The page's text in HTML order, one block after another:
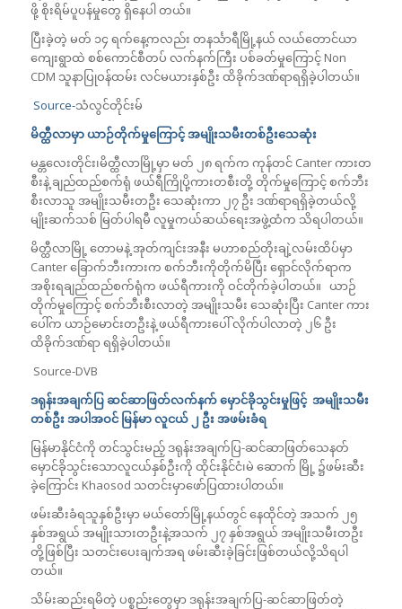
ဖို့ စိုးရိမ်ပူပန်မှုတွေ ရှိနေပါ တယ်။
ပြီးခဲ့တဲ့ မတ် ၁၄ ရက်နေ့ကလည်း တနင်္သာရီမြို့နယ် လယ်တောင်ယာ
ကျေးရွာထဲ စစ်ကောင်စီတပ် လက်နက်ကြီး ပစ်ခတ်မှုကြောင့် Non
CDM သူနာပြုဝန်ထမ်း လင်မယားနှစ်ဦး ထိခိုက်ဒဏ်ရာရရှိခဲ့ပါတယ်။
Source-သံလွင်တိုင်းမ်
မိတ္ထီလာမှာ ယာဉ်တိုက်မှုကြောင့် အမျိုးသမီးတစ်ဦးသေဆုံး
မန္တလေးတိုင်း၊မိတ္ထီလာမြို့မှာ မတ် ၂၈ ရက်က ကုန်တင် Canter ကားတ
စီးနဲ့ ချည်ထည်စက်ရုံ ဖယ်ရီကြိုပို့ကားတစီးတို့ တိုက်မှုကြောင့် စက်ဘီး
စီးလာသူ အမျိုးသမီးတဦး သေဆုံးကာ ၂၇ ဦး ဒဏ်ရာရရှိခဲ့တယ်လို့
မျိုးဆက်သစ် မြတ်ပါရမီ လူမှုကယ်ဆယ်ရေးအဖွဲ့ထံက သိရပါတယ်။
မိတ္ထီလာမြို့ တောမနဲ့ အုတ်ကျင်းအနီး မဟာစည်တိုးချဲ့လမ်းထိပ်မှာ
Canter ခြောက်ဘီးကားက စက်ဘီးကိုတိုက်မိပြီး ရှောင်လိုက်ရာက
အစိုးရချည်ထည်စက်ရုံက ဖယ်ရီကားကို ဝင်တိုက်ခဲ့ပါတယ်။ ယာဉ်
တိုက်မှုကြောင့် စက်ဘီးစီးလာတဲ့ အမျိုးသမီး သေဆုံးပြီး Canter ကား
ပေါ်က ယာဉ်မောင်းတဦးနဲ့ ဖယ်ရီကားပေါ် လိုက်ပါလာတဲ့ ၂၆ ဦး
ထိခိုက်ဒဏ်ရာ ရရှိခဲ့ပါတယ်။
Source-DVB
ဒရုန်းအချက်ပြ ဆင်ဆာဖြတ်လက်နက် မှောင်ခိုသွင်းမှုဖြင့် အမျိုးသမီး
တစ်ဦး အပါအဝင် မြန်မာ လူငယ် ၂ ဦး အဖမ်းခံရ
မြန်မာနိုင်ငံကို တင်သွင်းမည့် ဒရုန်းအချက်ပြ-ဆင်ဆာဖြတ်သေနတ်
မှောင်ခိုသွင်းသောလူငယ်နှစ်ဦးကို ထိုင်းနိုင်ငံ၊မဲ ဆောက် မြို့ ၌ဖမ်းဆီး
ခဲ့ကြောင်း Khaosod သတင်းမှာဖော်ပြထားပါတယ်။
ဖမ်းဆီးခံရသူနှစ်ဦးမှာ မယ်တော်မြို့နယ်တွင် နေထိုင်တဲ့ အသက် ၂၅
နှစ်အရွယ် အမျိုးသားတဦးနဲ့အသက် ၂၇ နှစ်အရွယ် အမျိုးသမီးတဦး
တို့ဖြစ်ပြီး သတင်းပေးချက်အရ ဖမ်းဆီးခဲ့ခြင်းဖြစ်တယ်လို့သိရပါ
တယ်။
သိမ်းဆည်းရမိတဲ့ ပစ္စည်းတွေမှာ ဒရုန်းအချက်ပြ-ဆင်ဆာဖြတ်တဲ့